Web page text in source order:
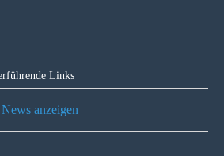
Links
anzeigen